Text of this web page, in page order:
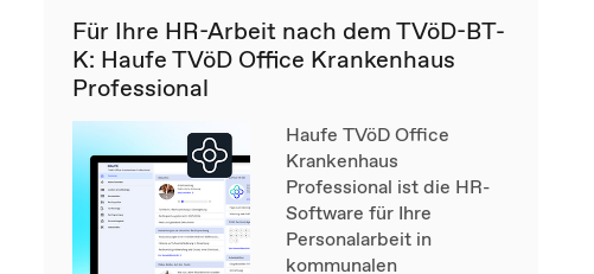
Für Ihre HR-Arbeit nach dem TVöD-BT-
K: Haufe TVöD Office Krankenhaus
Professional
Haufe TVöD Office
Krankenhaus
Professional ist die HR-
Software für Ihre
Personalarbeit in
kommunalen